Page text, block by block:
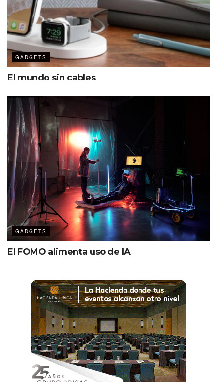
GADGETS
El mundo sin cables
GADGETS
El FOMO alimenta uso de IA